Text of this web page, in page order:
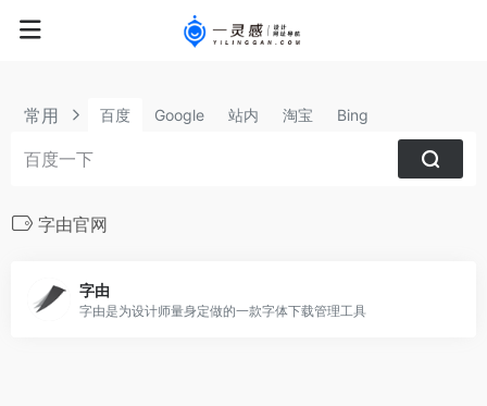
常用 百度 Google 站内 淘宝 Bing
字由官网
字由
字由是为设计师量身定做的一款字体下载管理工具